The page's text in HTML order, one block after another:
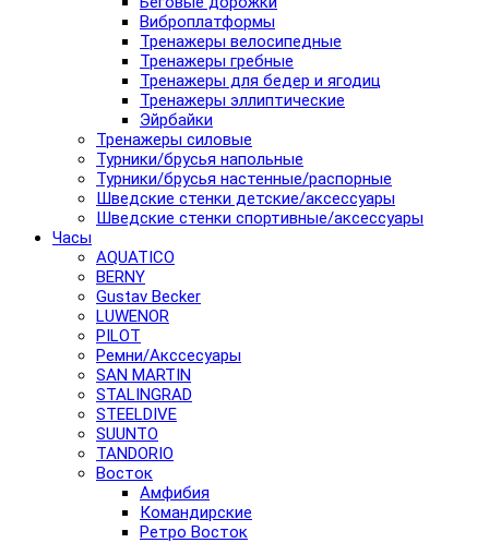
Виброплатформы
Тренажеры велосипедные
Тренажеры гребные
Тренажеры для бедер и ягодиц
Тренажеры эллиптические
Эйрбайки
Тренажеры силовые
Турники/брусья напольные
Турники/брусья настенные/распорные
Шведские стенки детские/аксессуары
Шведские стенки спортивные/аксессуары
Часы
AQUATICO
BERNY
Gustav Becker
LUWENOR
PILOT
Pемни/Акссесуары
SAN MARTIN
STALINGRAD
STEELDIVE
SUUNTO
TANDORIO
Восток
Амфибия
Командирские
Ретро Восток